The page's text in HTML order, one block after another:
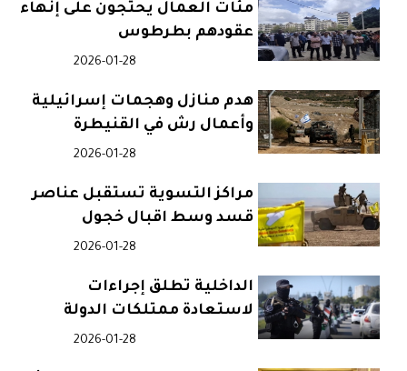
مئات العمال يحتجون على إنهاء
عقودهم بطرطوس
2026-01-28
هدم منازل وهجمات إسرائيلية
وأعمال رش في القنيطرة
2026-01-28
مراكز التسوية تستقبل عناصر
قسد وسط اقبال خجول
2026-01-28
الداخلية تطلق إجراءات
لاستعادة ممتلكات الدولة
2026-01-28